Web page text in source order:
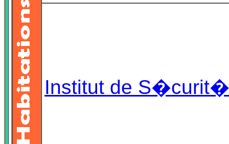
Institut de S�curit�